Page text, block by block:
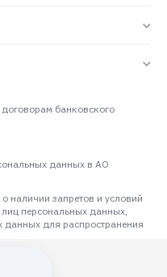
банковского
данных в АО
наличии запретов и условий
персональных данных,
данных для распространения